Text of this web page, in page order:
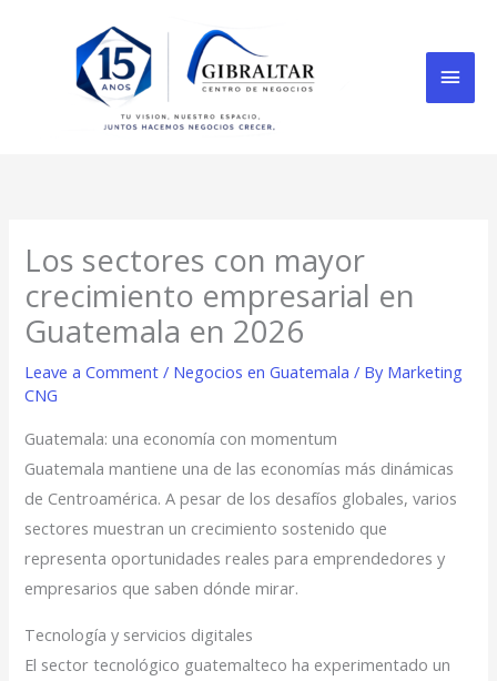
Los sectores con mayor
crecimiento empresarial en
Guatemala en 2026
Leave a Comment / Negocios en Guatemala / By Marketing
CNG
Guatemala: una economía con momentum
Guatemala mantiene una de las economías más dinámicas
de Centroamérica. A pesar de los desafíos globales, varios
sectores muestran un crecimiento sostenido que
representa oportunidades reales para emprendedores y
empresarios que saben dónde mirar.
Tecnología y servicios digitales
El sector tecnológico guatemalteco ha experimentado un